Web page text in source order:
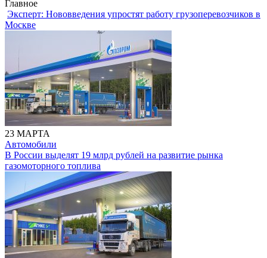
Главное
Эксперт: Нововведения упростят работу грузоперевозчиков в
Москве
23 МАРТА
Автомобили
В России выделят 19 млрд рублей на развитие рынка
газомоторного топлива